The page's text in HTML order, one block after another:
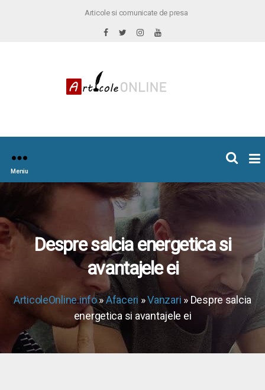
Articole si comunicate de presa
Meniu
Despre salcia energetica si
avantajele ei
ArticoleOnline.info»Afaceri »Vanzari » Despre salcia
energetica si avantajele ei